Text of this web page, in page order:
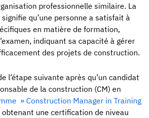
professionnelle similaire. La
qu’une personne a satisfait à
en matière de formation,
indiquant sa capacité à gérer
des projets de construction.
l’étape suivante après qu’un candidat
de la construction (CM) en
» Construction Manager in Training
obtenant une certification de niveau